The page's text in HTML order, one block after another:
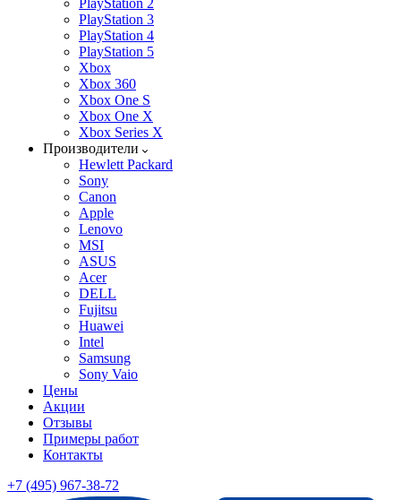
PlayStation 2
PlayStation 3
PlayStation 4
PlayStation 5
Xbox
Xbox 360
Xbox One S
Xbox One X
Xbox Series X
Производители
Hewlett Packard
Sony
Canon
Apple
Lenovo
MSI
ASUS
Acer
DELL
Fujitsu
Huawei
Intel
Samsung
Sony Vaio
Цены
Акции
Отзывы
Примеры работ
Контакты
+7 (495) 967-38-72